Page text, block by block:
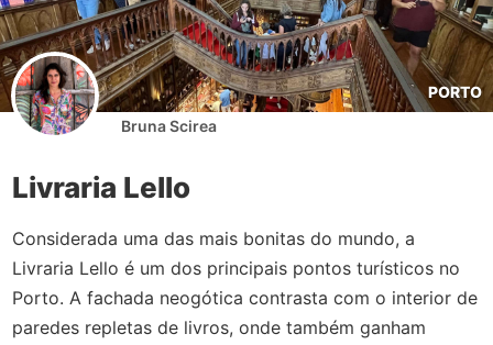
PORTO
Bruna Scirea
Livraria Lello
Considerada uma das mais bonitas do mundo, a
Livraria Lello é um dos principais pontos turísticos no
Porto. A fachada neogótica contrasta com o interior de
paredes repletas de livros, onde também ganham